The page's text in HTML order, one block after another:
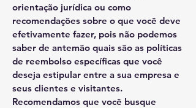
orientação jurídica ou como
recomendações sobre o que você deve
efetivamente fazer, pois não podemos
saber de antemão quais são as políticas
de reembolso específicas que você
deseja estipular entre a sua empresa e
seus clientes e visitantes.
Recomendamos que você busque